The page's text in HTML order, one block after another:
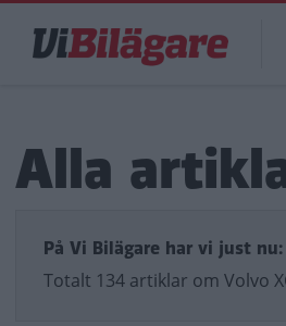
huvudinnehåll
Alla
På Vi Bilägare har vi just nu:
Totalt 134 artiklar om Volvo